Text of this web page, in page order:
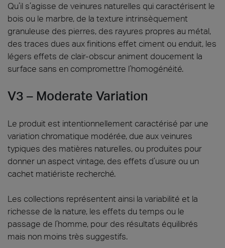
Qu’il s’agisse de veinures naturelles qui caractérisent le
bois ou le marbre, de la texture intrinsèquement
granuleuse des pierres, des rayures propres au métal,
des traces dues aux finitions effet ciment ou enduit, les
légers effets de clair-obscur animent doucement la
surface sans en compromettre l’homogénéité.
V3 – Moderate Variation
Le produit est intentionnellement caractérisé par une
variation chromatique modérée, due aux veinures
typiques des matières naturelles, ou produites pour
donner un aspect vintage, des effets d’usure ou un
cachet matiériste recherché.
Les collections représentent ainsi la variabilité et la
richesse de la nature, les effets du temps ou le
passage de l’homme, pour des résultats équilibrés
mais non moins très suggestifs.